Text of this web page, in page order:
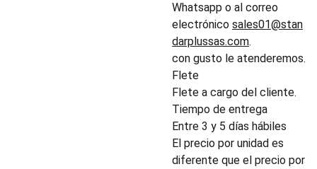
Whatsapp o al correo
electrónico sales01@stan
darplussas.com.
con gusto le atenderemos.
Flete
Flete a cargo del cliente.
Tiempo de entrega
Entre 3 y 5 días hábiles
El precio por unidad es
diferente que el precio por